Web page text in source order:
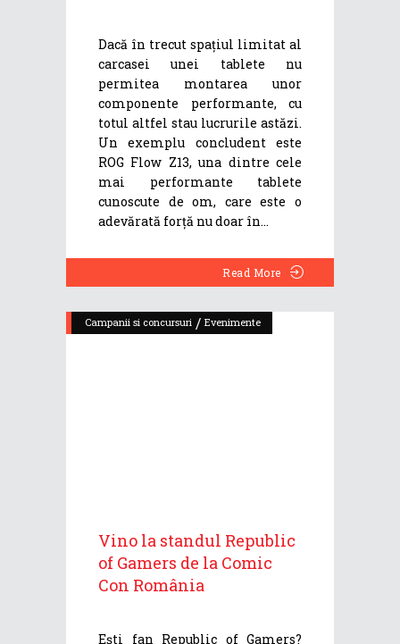
Dacă în trecut spațiul limitat al
carcasei unei tablete nu
permitea montarea unor
componente performante, cu
totul altfel stau lucrurile astăzi.
Un exemplu concludent este
ROG Flow Z13, una dintre cele
mai performante tablete
cunoscute de om, care este o
adevărată forță nu doar în
Read More
Campanii si concursuri / Evenimente
Vino la standul Republic
of Gamers de la Comic
Con România
Ești fan Republic of Gamers?